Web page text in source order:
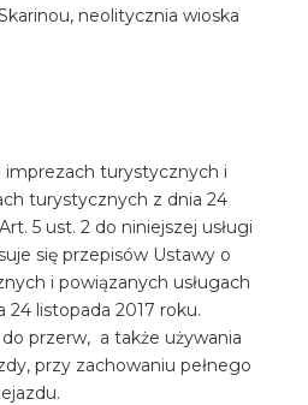
neolitycznia wioska
imprezach turystycznych i
turystycznych z dnia 24
5 ust. 2 do niniejszej usługi
się przepisów Ustawy o
i powiązanych usługach
listopada 2017 roku.
przerw, a także używania
przy zachowaniu pełnego